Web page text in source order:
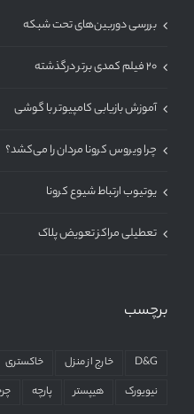
بررسی دوربین‌های تحت شبکه
۲۰ فیلم کمدی برتر درگذشته
آموزش بازیابی کامپیوتر با گوشی
چرا ویروس کرونا مردان را می‌کشد؟
یوتیوب ارتباط شیوع کرونا
تعطیلی مراکز تعویض پلاک
برچسب
D&G خارج از منزل خاکستری
نیویورک
هیپستر پارچه